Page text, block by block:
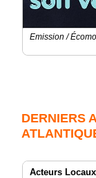
Emission /
DERNIERS
Acteurs